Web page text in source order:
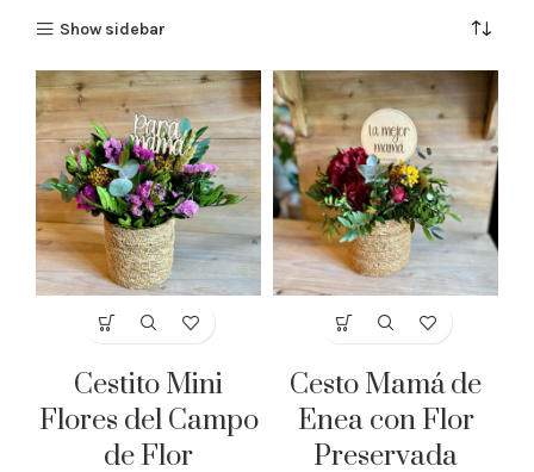
Show sidebar
Cestito Mini
Flores del Campo
de Flor
Cesto Mamá de
Enea con Flor
Preservada